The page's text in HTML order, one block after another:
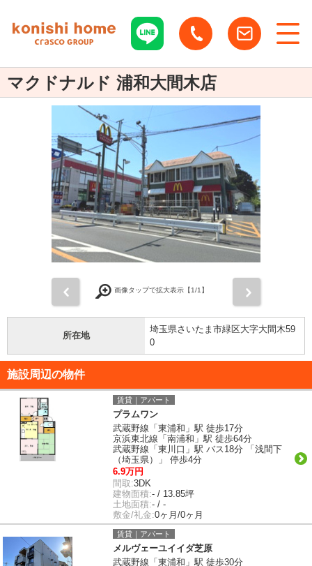
マクドナルド 浦和大間木店
画像タップで拡大表示【1/1】
所在地
埼玉県さいたま市緑区大字大間木59
0
施設周辺の物件
賃貸｜アパート
プラムワン
武蔵野線「東浦和」駅 徒歩17分
京浜東北線「南浦和」駅 徒歩64分
武蔵野線「東川口」駅 バス18分 「浅間下
（埼玉県）」 停歩4分
6.9万円
間取:3DK
建物面積:- / 13.85坪
土地面積:- / -
敷金/礼金:0ヶ月/0ヶ月
賃貸｜アパート
メルヴェーユイイダ芝原
武蔵野線「東浦和」駅 徒歩30分